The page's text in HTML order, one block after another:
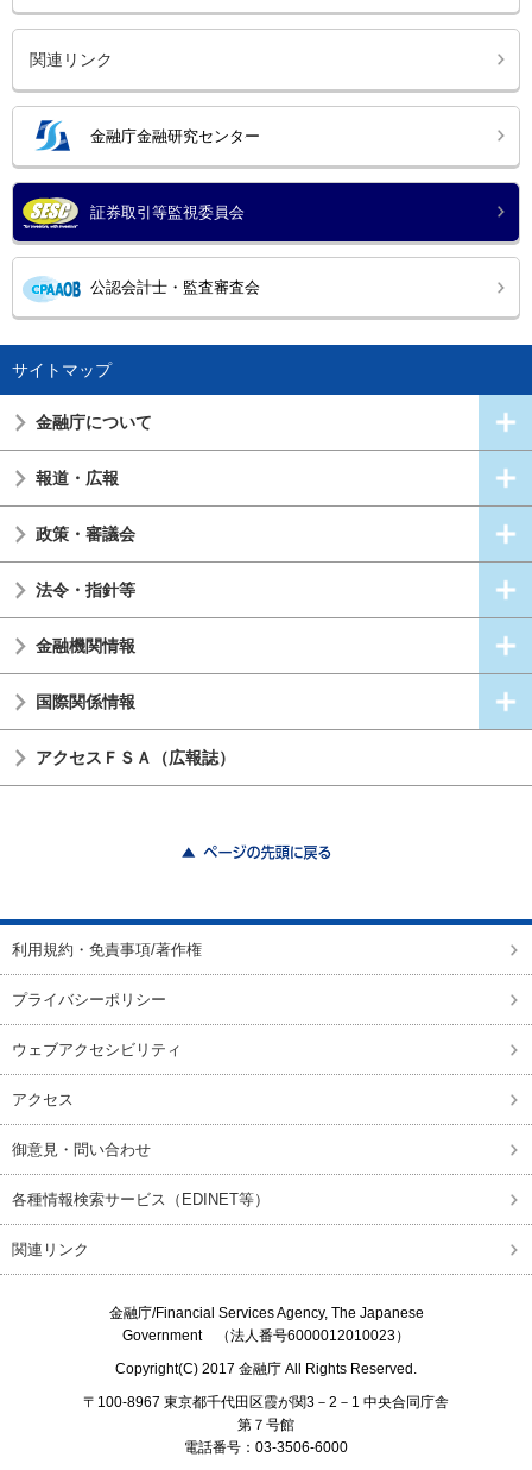
関連リンク
金融庁金融研究センター
証券取引等監視委員会
公認会計士・監査審査会
サイトマップ
金融庁について
報道・広報
政策・審議会
法令・指針等
金融機関情報
国際関係情報
アクセスＦＳＡ（広報誌）
利用規約・免責事項/著作権
プライバシーポリシー
ウェブアクセシビリティ
アクセス
御意見・問い合わせ
各種情報検索サービス（EDINET等）
関連リンク
金融庁/Financial Services Agency, The Japanese
Government（法人番号6000012010023）
Copyright(C) 2017 金融庁 All Rights Reserved.
〒100-8967 東京都千代田区霞が関3－2－1 中央合同庁舎
第７号館
電話番号：03-3506-6000